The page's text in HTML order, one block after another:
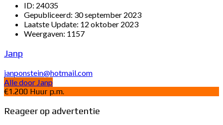
ID: 24035
Gepubliceerd: 30 september 2023
Laatste Update: 12 oktober 2023
Weergaven: 1157
Janp
janponstein@hotmail.com
Alle door Janp
€1.200 Huur p.m.
Reageer op advertentie